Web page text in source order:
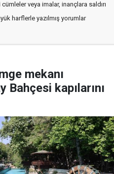
veya imalar, inançlara saldırı
harflerle yazılmış yorumlar
mekanı
Bahçesi kapılarını